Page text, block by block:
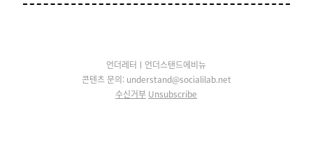
언더레터ㅣ언더스탠드에비뉴
콘텐츠 문의: understand@socialilab.net
수신거부 Unsubscribe